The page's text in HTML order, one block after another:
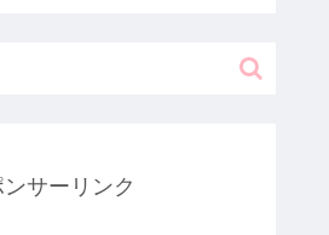
ンサーリンク